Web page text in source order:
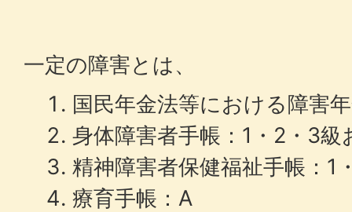
一定の障害とは、
国民年金法等における障害
身体障害者手帳：1・2・3
精神障害者保健福祉手帳：1
療育手帳：A